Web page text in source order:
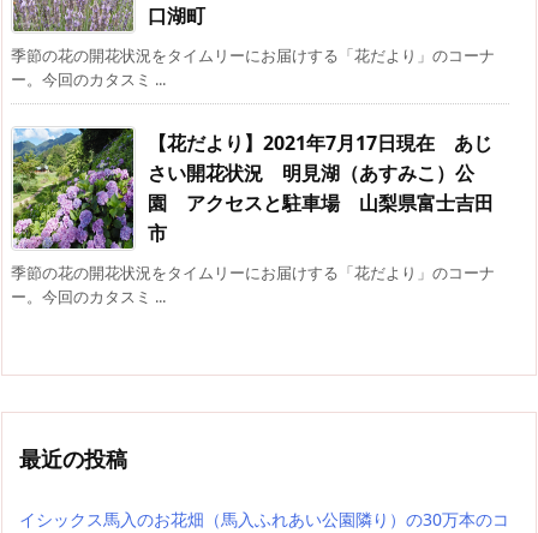
口湖町
季節の花の開花状況をタイムリーにお届けする「花だより」のコーナ
ー。今回のカタスミ ...
【花だより】2021年7月17日現在 あじ
さい開花状況 明見湖（あすみこ）公
園 アクセスと駐車場 山梨県富士吉田
市
季節の花の開花状況をタイムリーにお届けする「花だより」のコーナ
ー。今回のカタスミ ...
最近の投稿
イシックス馬入のお花畑（馬入ふれあい公園隣り）の30万本のコ